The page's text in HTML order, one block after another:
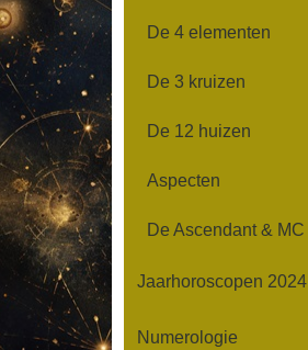
De 4 elementen
De 3 kruizen
De 12 huizen
Aspecten
De Ascendant & MC
Jaarhoroscopen 2024
Numerologie